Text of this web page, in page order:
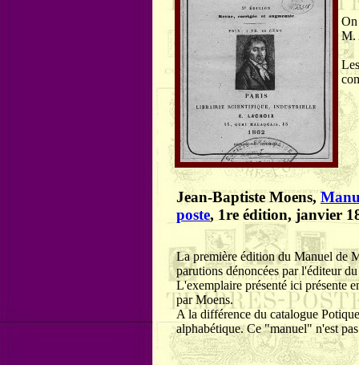
On
M.
Jean-Baptiste Moens,
poste, 1re édition, janvier
La première édition du Manuel de
parutions dénoncées par l'éditeur
L'exemplaire présenté ici présente
par Moens.
A la différence du catalogue
alphabétique. Ce "manuel" n'est